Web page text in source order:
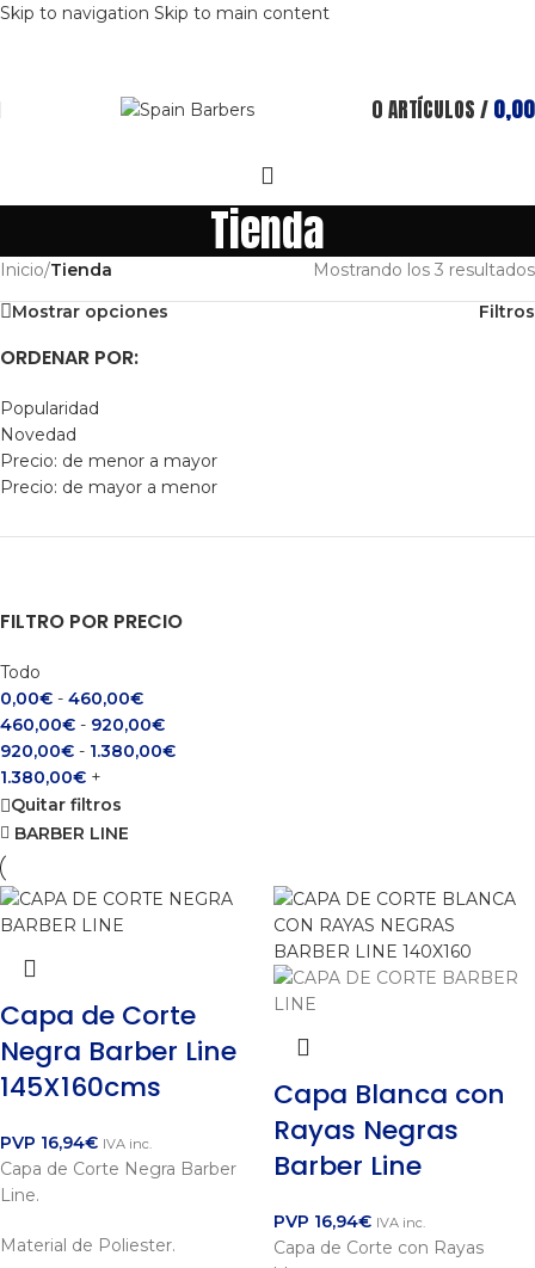
Skip to navigation Skip to main content
0ARTÍCULOS/0,00
Tienda
Inicio/Tienda
Mostrando los 3 resultados
Mostrar opciones
Filtros
ORDENAR POR:
Popularidad
Novedad
Precio: de menor a mayor
Precio: de mayor a menor
FILTRO POR PRECIO
Todo
0,00€ - 460,00€
460,00€ - 920,00€
920,00€ - 1.380,00€
1.380,00€ +
Quitar filtros
BARBER LINE
Capa de Corte
Negra Barber Line
145X160cms
PVP 16,94€ IVA inc.
Capa de Corte Negra Barber
Line.
Material de Poliester.
Capa Blanca con
Rayas Negras
Barber Line
PVP 16,94€ IVA inc.
Capa de Corte con Rayas